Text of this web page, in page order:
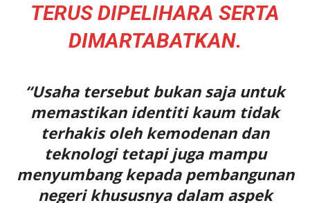
TERUS DIPELIHARA SERTA
DIMARTABATKAN.
“Usaha tersebut bukan saja untuk
memastikan identiti kaum tidak
terhakis oleh kemodenan dan
teknologi tetapi juga mampu
menyumbang kepada pembangunan
negeri khususnya dalam aspek